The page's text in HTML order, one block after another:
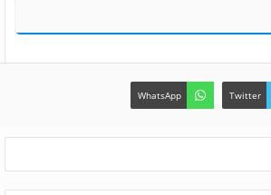
Twitter
WhatsApp